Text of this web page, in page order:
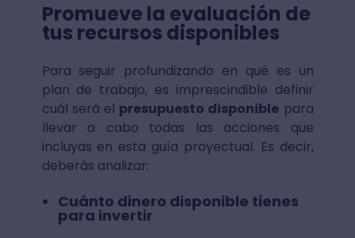
Promueve la evaluación de
tus recursos disponibles
Para seguir profundizando en qué es un
plan de trabajo, es imprescindible definir
cuál será el presupuesto disponible para
llevar a cabo todas las acciones que
incluyas en esta guía proyectual. Es decir,
deberás analizar:
Cuánto dinero disponible tienes
para invertir